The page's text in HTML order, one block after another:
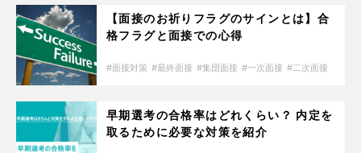
【面接のお祈りフラグのサインとは】合
格フラグと面接での心得
面接対策 最終面接 集団面接 一次面接 二次面接
早期選考の合格率はどれくらい？ 内定を
取るために必要な対策を紹介